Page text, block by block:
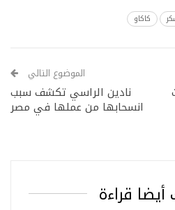
كاكاو
الموضوع التالي
نادين الراسي تكشف سبب
انسحابها من عملها في مصر
قراءة